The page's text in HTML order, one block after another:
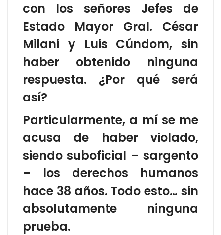
con los señores Jefes de
Estado Mayor Gral. César
Milani y Luis Cúndom, sin
haber obtenido ninguna
respuesta. ¿Por qué será
así?
Particularmente, a mí se me
acusa de haber violado,
siendo suboficial – sargento
– los derechos humanos
hace 38 años. Todo esto… sin
absolutamente ninguna
prueba.